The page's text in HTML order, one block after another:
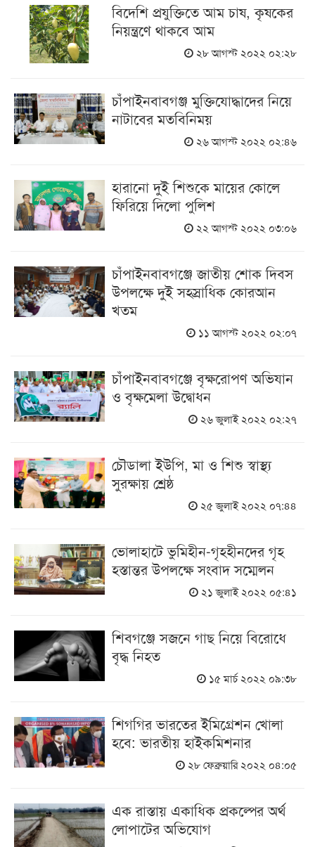
বিদেশি প্রযুক্তিতে আম চাষ, কৃষকের
নিয়ন্ত্রণে থাকবে আম
২৮ আগস্ট ২০২২ ০২:২৮
চাঁপাইনবাবগঞ্জ মুক্তিযোদ্ধাদের নিয়ে
নাটাবের মতবিনিময়
২৬ আগস্ট ২০২২ ০২:৪৬
হারানো দুই শিশুকে মায়ের কোলে
ফিরিয়ে দিলো পুলিশ
২২ আগস্ট ২০২২ ০৩:০৬
চাঁপাইনবাবগঞ্জে জাতীয় শোক দিবস
উপলক্ষে দুই সহস্রাধিক কোরআন
খতম
১১ আগস্ট ২০২২ ০২:০৭
চাঁপাইনবাবগঞ্জে বৃক্ষরোপণ অভিযান
ও বৃক্ষমেলা উদ্বোধন
২৬ জুলাই ২০২২ ০২:২৭
চৌডালা ইউপি, মা ও শিশু স্বাস্থ্য
সুরক্ষায় শ্রেষ্ঠ
২৫ জুলাই ২০২২ ০৭:৪৪
ভোলাহাটে ভুমিহীন-গৃহহীনদের গৃহ
হস্তান্তর উপলক্ষে সংবাদ সম্মেলন
২১ জুলাই ২০২২ ০৫:৪১
শিবগঞ্জে সজনে গাছ নিয়ে বিরোধে
বৃদ্ধ নিহত
১৫ মার্চ ২০২২ ০৯:৩৮
শিগগির ভারতের ইমিগ্রেশন খোলা
হবে: ভারতীয় হাইকমিশনার
২৮ ফেব্রুয়ারি ২০২২ ০৪:০৫
এক রাস্তায় একাধিক প্রকল্পের অর্থ
লোপাটের অভিযোগ